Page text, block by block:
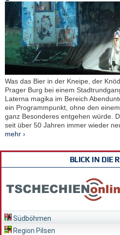
Was das Bier in der Kneipe, der
Prager Burg bei einem
Laterna magika im Bereich
ein Programmpunkt, ohne den
ganz Besonderes entgehen würde.
seit über 50 Jahren immer wieder
mehr ›
BLICK IN DIE
Südböhmen
Region Pilsen